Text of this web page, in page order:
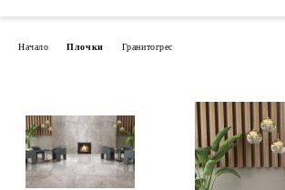
Начало Плочки Гранитогрес